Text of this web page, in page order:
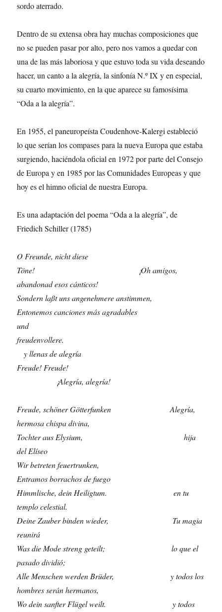
sordo aterrado.
Dentro de su extensa obra hay muchas composiciones que
no se pueden pasar por alto, pero nos vamos a quedar con
una de las más laboriosa y que estuvo toda su vida deseando
hacer, un canto a la alegría, la sinfonía N.º IX y en especial,
su cuarto movimiento, en la que aparece su famosísima
“Oda a la alegría”.
En 1955, el paneuropeísta Coudenhove-Kalergi estableció
lo que serían los compases para la nueva Europa que estaba
surgiendo, haciéndola oficial en 1972 por parte del Consejo
de Europa y en 1985 por las Comunidades Europeas y que
hoy es el himno oficial de nuestra Europa.
Es una adaptación del poema “Oda a la alegría”, de
Friedich Schiller (1785)
O Freunde, nicht diese
Töne! ¡Oh amigos,
abandonad esos cánticos!
Sondern laßt uns angenehmere anstimmen,
Entonemos canciones más agradables
und
freudenvollere.
y llenas de alegría
Freude! Freude!
¡Alegría, alegría!
Freude, schöner Götterfunken Alegría,
hermosa chispa divina,
Tochter aus Elysium, hija
del Elíseo
Wir betreten feuertrunken,
Entramos borrachos de fuego
Himmlische, dein Heiligtum. en tu
templo celestial.
Deine Zauber binden wieder, Tu magia
reunirá
Was die Mode streng geteilt; lo que el
pasado dividió;
Alle Menschen werden Brüder, y todos los
hombres serán hermanos,
Wo dein sanfter Flügel weilt. y todos